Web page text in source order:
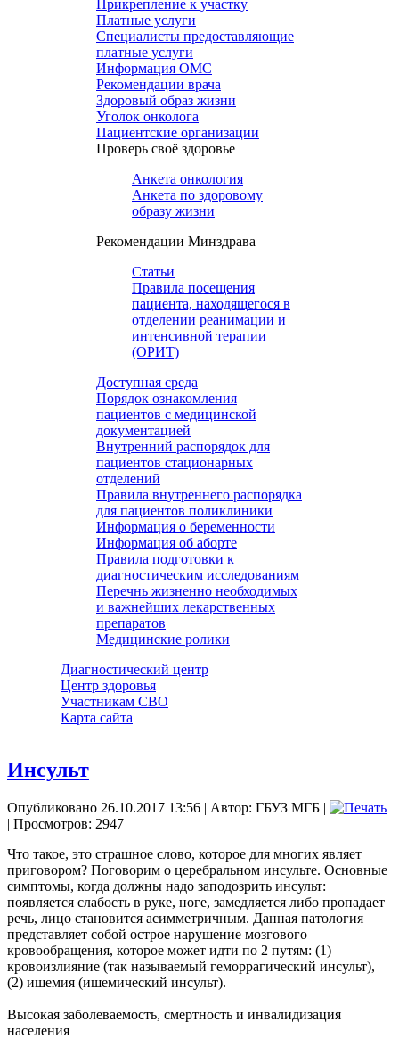
Прикрепление к участку
Платные услуги
Специалисты предоставляющие
платные услуги
Информация ОМС
Рекомендации врача
Здоровый образ жизни
Уголок онколога
Пациентские организации
Проверь своё здоровье
Анкета онкология
Анкета по здоровому
образу жизни
Рекомендации Минздрава
Статьи
Правила посещения
пациента, находящегося в
отделении реанимации и
интенсивной терапии
(ОРИТ)
Доступная среда
Порядок ознакомления
пациентов с медицинской
документацией
Внутренний распорядок для
пациентов стационарных
отделений
Правила внутреннего распорядка
для пациентов поликлиники
Информация о беременности
Информация об аборте
Правила подготовки к
диагностическим исследованиям
Перечнь жизненно необходимых
и важнейших лекарственных
препаратов
Медицинские ролики
Диагностический центр
Центр здоровья
Участникам СВО
Карта сайта
Инсульт
Опубликовано 26.10.2017 13:56 | Автор: ГБУЗ МГБ |
| Просмотров: 2947
Что такое, это страшное слово, которое для многих являет
приговором? Поговорим о церебральном инсульте. Основные
симптомы, когда должны надо заподозрить инсульт:
появляется слабость в руке, ноге, замедляется либо пропадает
речь, лицо становится асимметричным. Данная патология
представляет собой острое нарушение мозгового
кровообращения, которое может идти по 2 путям: (1)
кровоизлияние (так называемый геморрагический инсульт),
(2) ишемия (ишемический инсульт).
Высокая заболеваемость, смертность и инвалидизация
населения